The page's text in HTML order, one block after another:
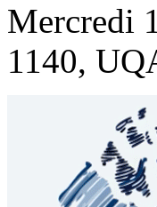
Mercredi
1140,